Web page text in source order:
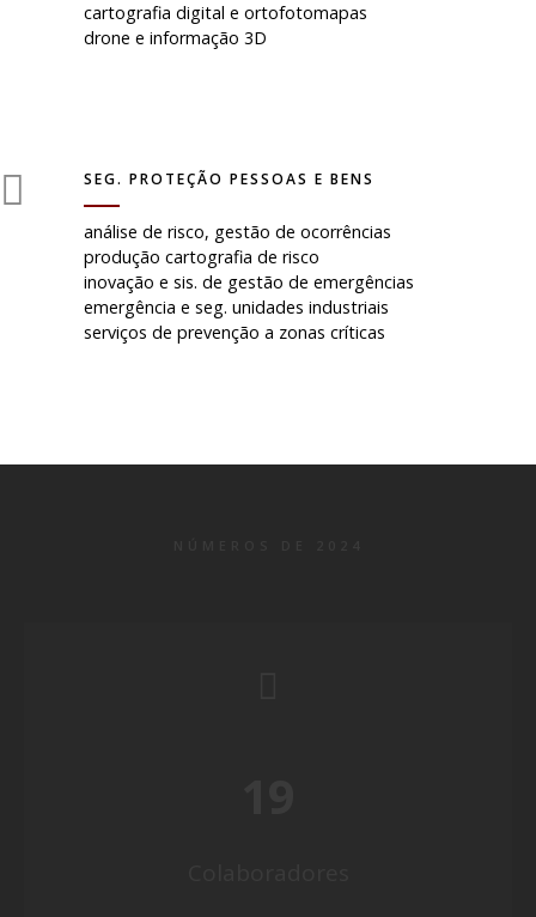
cartografia digital e ortofotomapas
drone e informação 3D
SEG. PROTEÇÃO PESSOAS E BENS
análise de risco, gestão de ocorrências
produção cartografia de risco
inovação e sis. de gestão de emergências
emergência e seg. unidades industriais
serviços de prevenção a zonas críticas